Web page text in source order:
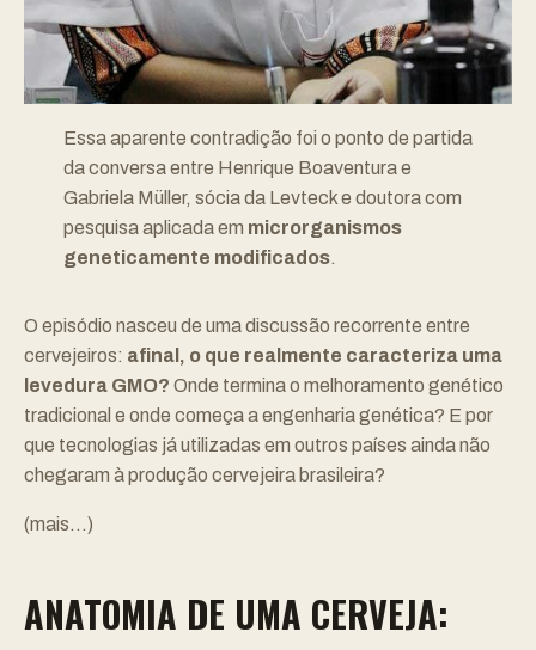
Essa aparente contradição foi o ponto de partida
da conversa entre Henrique Boaventura e
Gabriela Müller, sócia da Levtecke doutora com
pesquisa aplicada em microrganismos
geneticamente modificados.
O episódio nasceu de uma discussão recorrente entre
cervejeiros: afinal, o que realmente caracteriza uma
levedura GMO? Onde termina o melhoramento genético
tradicional e onde começa a engenharia genética? E por
que tecnologias já utilizadas em outros países ainda não
chegaram à produção cervejeira brasileira?
(mais…)
ANATOMIA DE UMA CERVEJA: